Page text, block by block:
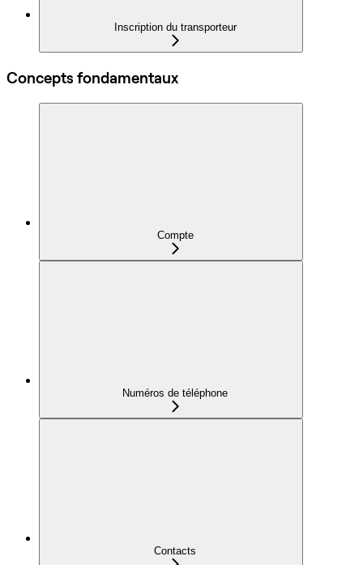
Inscription du transporteur
Concepts fondamentaux
Compte
Numéros de téléphone
Contacts